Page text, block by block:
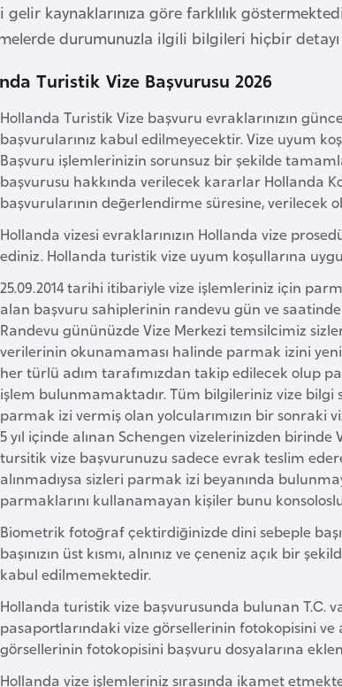
gelir kaynaklarınıza göre farklılık
durumunuzla ilgili bilgileri hiçbir
Turistik Vize Başvurusu 2026
Hollanda Turistik Vize başvuru evraklarınızın
başvurularınız kabul edilmeyecektir. Vize uyum
Başvuru işlemlerinizin sorunsuz bir şekilde
başvurusu hakkında verilecek kararlar Hollanda
başvurularının değerlendirme süresine, verilecek
Hollanda vizesi evraklarınızın Hollanda vize
ediniz. Hollanda turistik vize uyum koşullarına
25.09.2014 tarihi itibariyle vize işlemleriniz için
alan başvuru sahiplerinin randevu gün ve
Randevu gününüzde Vize Merkezi temsilcimiz
verilerinin okunamaması halinde parmak izini
her türlü adım tarafımızdan takip edilecek olup
işlem bulunmamaktadır. Tüm bilgileriniz vize bilgi
parmak izi vermiş olan yolcularımızın bir sonraki
5 yıl içinde alınan Schengen vizelerinizden
tursitik vize başvurunuzu sadece evrak teslim
alınmadıysa sizleri parmak izi beyanında
parmaklarını kullanamayan kişiler bunu
Biometrik fotoğraf çektirdiğinizde dini sebeple
başınızın üst kısmı, alnınız ve çeneniz açık bir
kabul edilmemektedir.
Hollanda turistik vize başvurusunda bulunan T.C.
pasaportlarındaki vize görsellerinin fotokopisini
görsellerinin fotokopisini başvuru dosyalarına
Hollanda vize işlemleriniz sırasında ikamet